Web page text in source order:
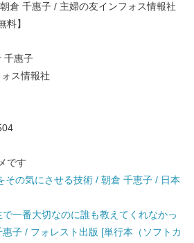
倉 千惠子 / 主婦の友インフォス情報社
料】
千惠子
ス情報社
です
その気にさせる技術 / 朝倉 千恵子 / 日本
一番大切なのに誰も教えてくれなかっ
子 / フォレスト出版 [単行本（ソフトカ